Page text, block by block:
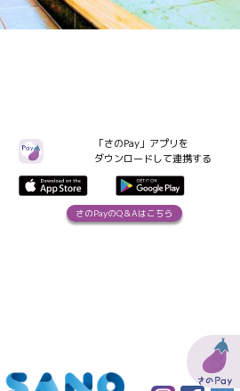
「さのPay」アプリを
ダウンロードして連携する
さのPayのQ＆Aはこちら